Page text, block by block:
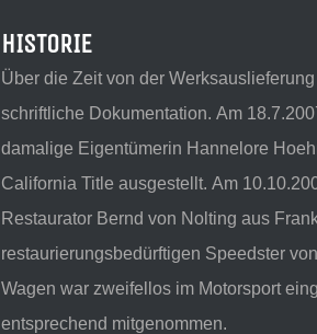
HISTORIE
Über die Zeit von der
schriftliche Dokumentation. Am
damalige Eigentümerin Hannelore
California Title ausgestellt. Am
Restaurator Bernd von Nolting aus
restaurierungsbedürftigen Speedster
Wagen war zweifellos im Motorsport
entsprechend mitgenommen.